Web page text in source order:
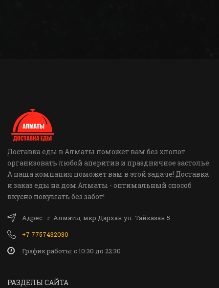
Доставка еды в Алматы поможет вам без хлопот
организовать любой аперитив и праздничное застолье.
А наша компания поможет вам в этой задаче! Доставка
и заказ еды на дом Алматы - оптимальный способ
вкусно покушать без забот!
Адрес : г. Алматы, мкр Дархан ул. Тайказан 5
+7 7757432030
График работы: c 10:30 до 22:30
РАЗДЕЛЫ САЙТА